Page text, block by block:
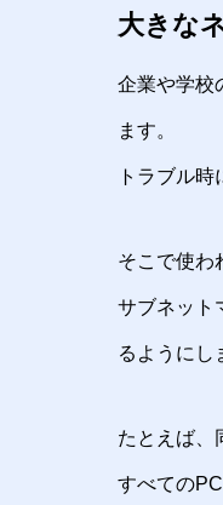
大きな
企業や学校
ます。
トラブル
そこで使わ
サブネット
るようにし
たとえば、
すべての